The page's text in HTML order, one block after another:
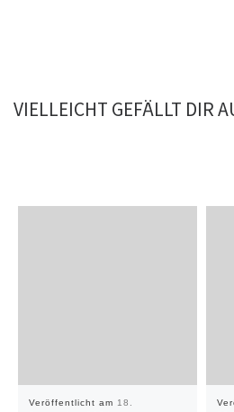
VIELLEICHT GEFÄLLT DIR
Veröffentlicht am 18.